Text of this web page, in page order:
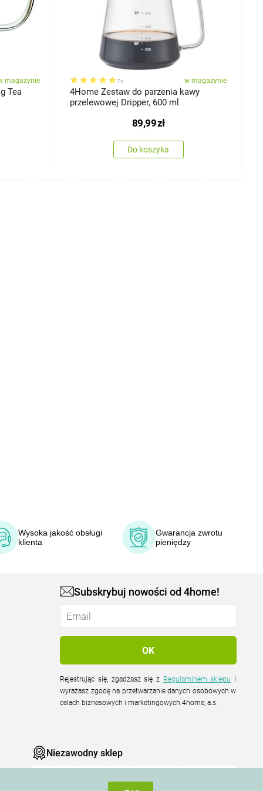
magazynie
Tea
7x w magazynie
4Home Zestaw do parzenia kawy
przelewowej Dripper, 600 ml
89,99zł
Do koszyka
Wysoka jakość obsługi
klienta
Gwarancja zwrotu
pieniędzy
Subskrybuj nowości od 4home!
Rejestrując się, zgadzasz się z Regulaminem sklepu
wyrażasz zgodę na przetwarzanie danych osobowych w
celach biznesowych i marketingowych 4home, a.s.
Niezawodny sklep